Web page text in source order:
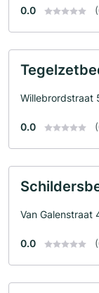
0.0
Willebrordstraat
0.0
Van Galenstraat
0.0